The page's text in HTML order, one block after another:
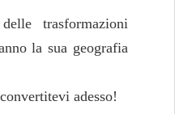
trasformazioni
la sua geografia
adesso!